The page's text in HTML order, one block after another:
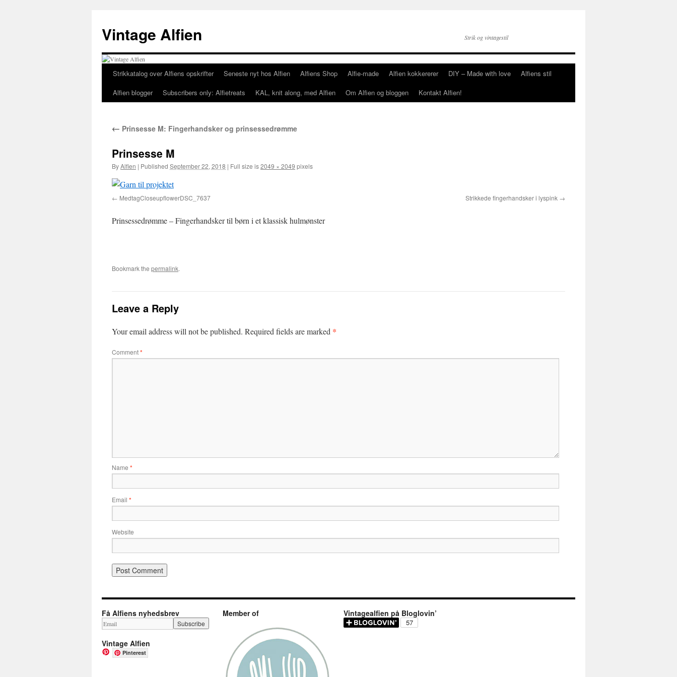
content
Vintage Alfien Strik og vintagestil
Strikkatalog over Alfiens opskrifter Seneste nyt hos Alfien Alfiens Shop Alfie-made Alfien kokkererer DIY – Made with love
Alfiens stil
Alfien blogger
Subscribers only: Alfietreats KAL, knit along, med Alfien Om Alfien og bloggen Kontakt Alfien!
← Prinsesse M: Fingerhandsker og prinsessedrømme
Prinsesse M
ByAlfien | Published September 22, 2018 | Full size is2049 × 2049 pixels
MedtagCloseupflowerDSC_7637 Strikkede fingerhandsker i lyspink
Prinsessedrømme – Fingerhandsker til børn i et klassisk hulmønster
Bookmark the permalink.
Leave a Reply
Your email address will not be published. Required fields are marked *
Comment*
Name *
Email *
Website
Få Alfiens nyhedsbrev
Vintage Alfien
Pinterest
Member of Vintagealfien på Bloglovin’